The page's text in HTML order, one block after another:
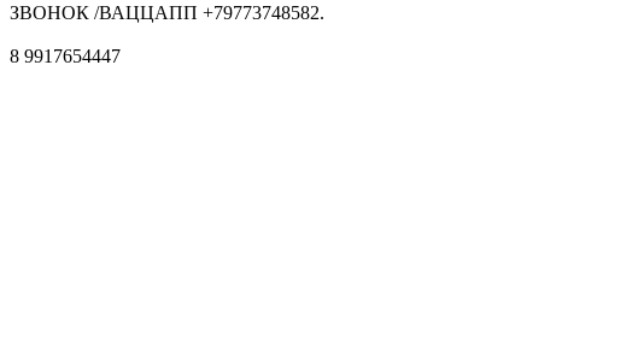
ЗВОНОК /ВАЦЦАПП +79773748582.
8 9917654447